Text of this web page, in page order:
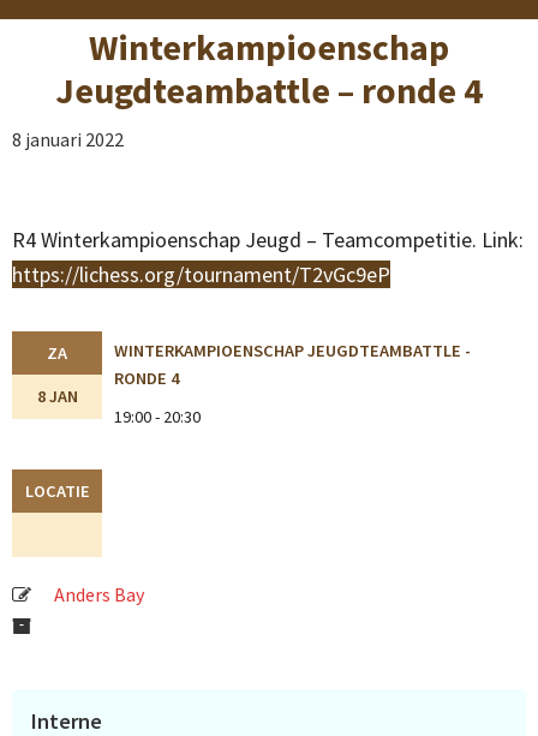
Winterkampioenschap
Jeugdteambattle – ronde 4
8 januari 2022
R4 Winterkampioenschap Jeugd – Teamcompetitie. Link:
https://lichess.org/tournament/T2vGc9eP
ZA
8 JAN
WINTERKAMPIOENSCHAP JEUGDTEAMBATTLE -
RONDE 4
19:00 - 20:30
LOCATIE
Anders Bay
Primaire
Interne